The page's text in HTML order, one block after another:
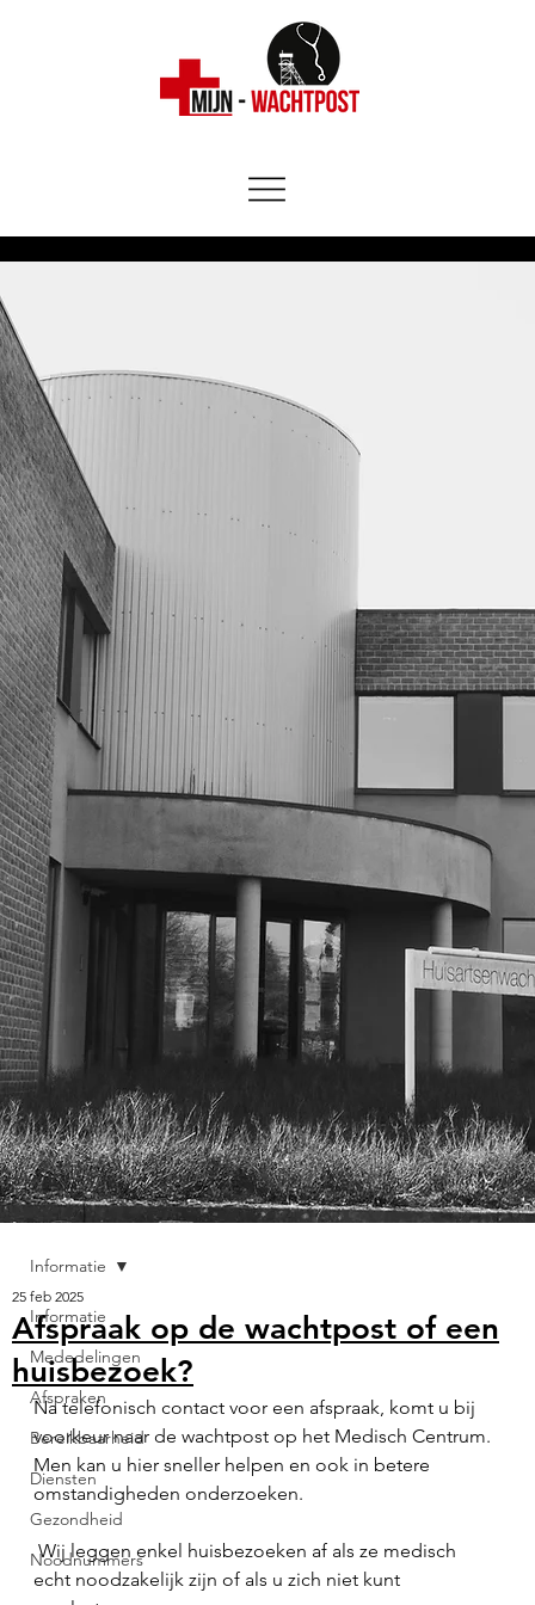
Informatie
Mededelingen
Afspraken
Bereikbaarheid
Diensten
Gezondheid
Noodnummers
Informatie
Afspraak op de wachtpost of een
huisbezoek?
25 feb 2025
Na telefonisch contact voor een afspraak, komt u bij
voorkeur naar de wachtpost op het Medisch Centrum.
Men kan u hier sneller helpen en ook in betere
omstandigheden onderzoeken.
Wij leggen enkel huisbezoeken af als ze medisch
echt noodzakelijk zijn of als u zich niet kunt